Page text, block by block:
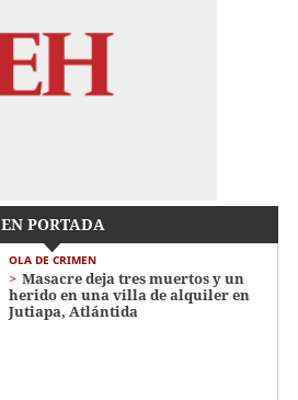
EN PORTADA
OLA DE CRIMEN
Masacre deja tres muertos y un
herido en una villa de alquiler en
Jutiapa, Atlántida